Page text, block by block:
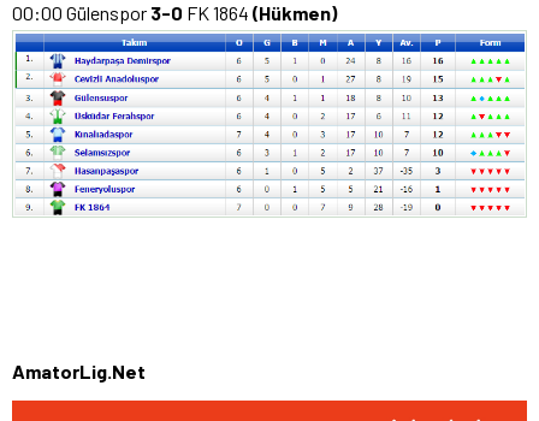
00:00 Gülenspor 3-0 FK 1864 (Hükmen)
AmatorLig.Net